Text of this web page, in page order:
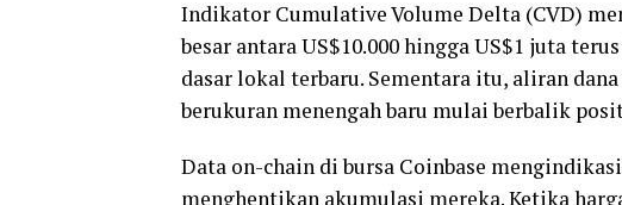
Indikator Cumulative Volume Delta (CVD)
besar antara US$10.000 hingga US$1 juta
dasar lokal terbaru. Sementara itu, aliran
berukuran menengah baru mulai berbalik
Data on-chain di bursa Coinbase
menghentikan akumulasi mereka. Ketika